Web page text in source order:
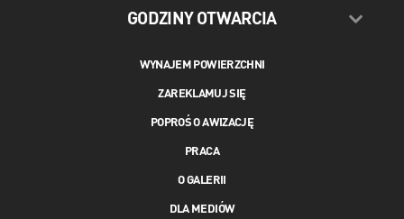
GODZINY OTWARCIA
WYNAJEM POWIERZCHNI
ZAREKLAMUJ SIĘ
POPROŚ O AWIZACJĘ
PRACA
O GALERII
DLA MEDIÓW